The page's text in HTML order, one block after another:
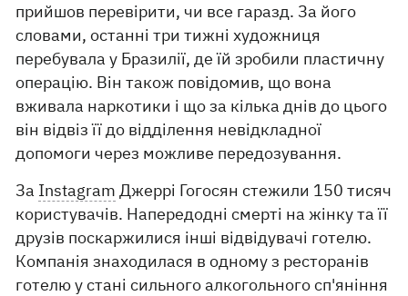
прийшов перевірити, чи все гаразд. За його
словами, останні три тижні художниця
перебувала у Бразилії, де їй зробили пластичну
операцію. Він також повідомив, що вона
вживала наркотики і що за кілька днів до цього
він відвіз її до відділення невідкладної
допомоги через можливе передозування.
За Instagram Джеррі Гогосян стежили 150 тисяч
користувачів. Напередодні смерті на жінку та її
друзів поскаржилися інші відвідувачі готелю.
Компанія знаходилася в одному з ресторанів
готелю у стані сильного алкогольного сп'яніння